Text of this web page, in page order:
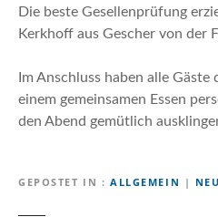
Die beste Gesellenprüfung
Kerkhoff aus Gescher von der
Im Anschluss haben alle
einem gemeinsamen Essen
den Abend gemütlich
GEPOSTET IN ALLGEMEIN |